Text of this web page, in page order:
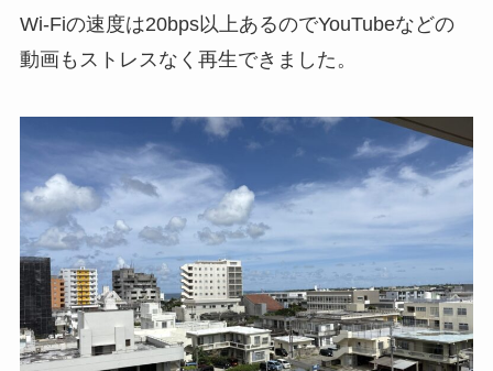
Wi-Fiの速度は20bps以上あるのでYouTubeなどの
動画もストレスなく再生できました。